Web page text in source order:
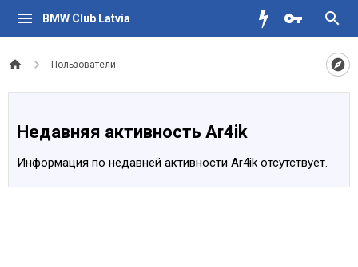
BMW Club Latvia
Пользователи
Недавняя активность Ar4ik
Информация по недавней активности Ar4ik отсутствует.